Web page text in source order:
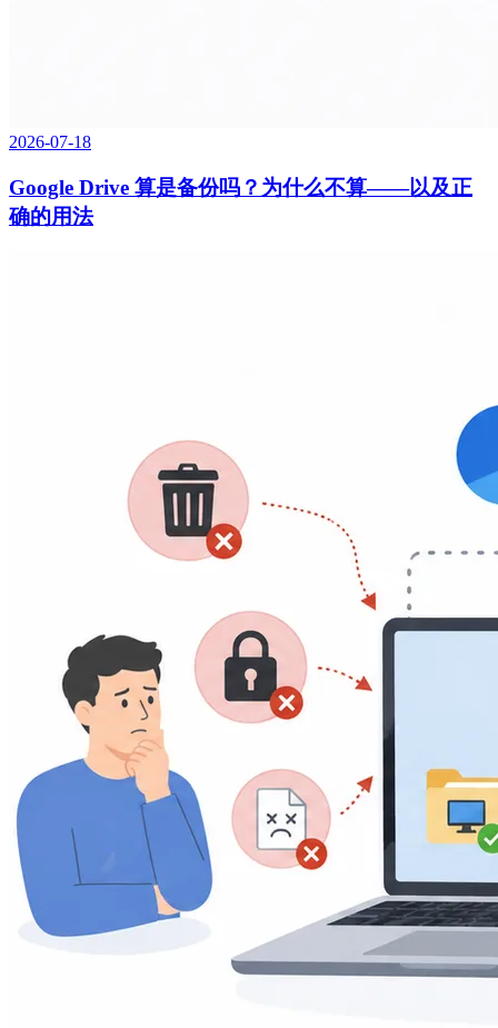
2026-07-18
Google Drive 算是备份吗？为什么不算——以及正
确的用法